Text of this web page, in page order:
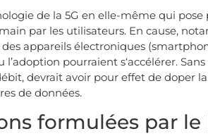
de la 5G en elle-même qui
par les utilisateurs. En cause,
appareils électroniques
pourraient s‘accélérer.
devrait avoir pour effet de doper
de données.
formulées par le